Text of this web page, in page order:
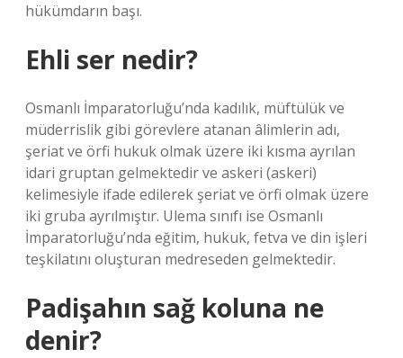
hükümdarın başı.
Ehli ser nedir?
Osmanlı İmparatorluğu’nda kadılık, müftülük ve
müderrislik gibi görevlere atanan âlimlerin adı,
şeriat ve örfi hukuk olmak üzere iki kısma ayrılan
idari gruptan gelmektedir ve askeri (askeri)
kelimesiyle ifade edilerek şeriat ve örfi olmak üzere
iki gruba ayrılmıştır. Ulema sınıfı ise Osmanlı
İmparatorluğu’nda eğitim, hukuk, fetva ve din işleri
teşkilatını oluşturan medreseden gelmektedir.
Padişahın sağ koluna ne
denir?